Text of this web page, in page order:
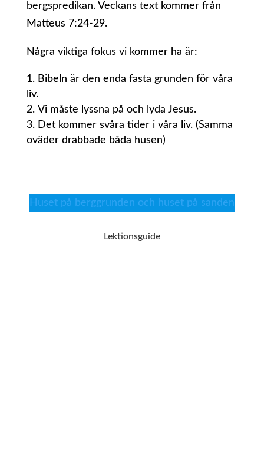
bergspredikan. Veckans text kommer från
Matteus 7:24-29.
Några viktiga fokus vi kommer ha är:
Bibeln är den enda fasta grunden för våra
liv.
Vi måste lyssna på och lyda Jesus.
Det kommer svåra tider i våra liv. (Samma
oväder drabbade båda husen)
Huset på berggrunden och huset på sanden
Lektionsguide